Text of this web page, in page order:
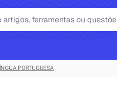
de Casa
PORTUGUESA